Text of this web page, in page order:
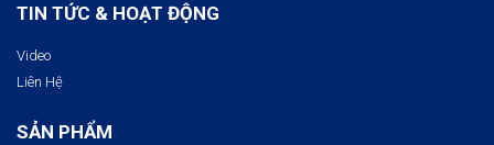
TIN TỨC & HOẠT ĐỘNG
Video
Liên Hệ
SẢN PHẨM